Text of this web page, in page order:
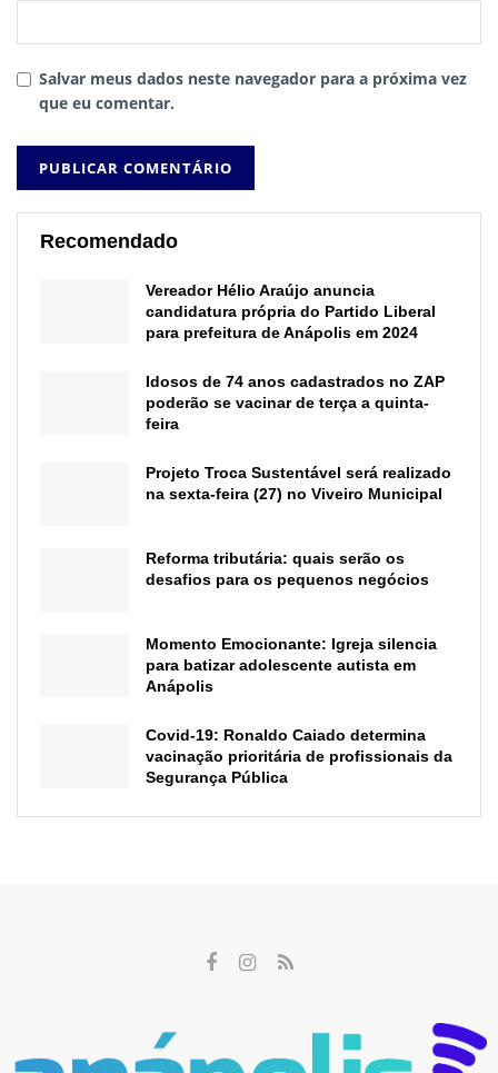
Salvar meus dados neste navegador para a próxima vez
que eu comentar.
Recomendado
Vereador Hélio Araújo anuncia
candidatura própria do Partido Liberal
para prefeitura de Anápolis em 2024
Idosos de 74 anos cadastrados no ZAP
poderão se vacinar de terça a quinta-
feira
Projeto Troca Sustentável será realizado
na sexta-feira (27) no Viveiro Municipal
Reforma tributária: quais serão os
desafios para os pequenos negócios
Momento Emocionante: Igreja silencia
para batizar adolescente autista em
Anápolis
Covid-19: Ronaldo Caiado determina
vacinação prioritária de profissionais da
Segurança Pública